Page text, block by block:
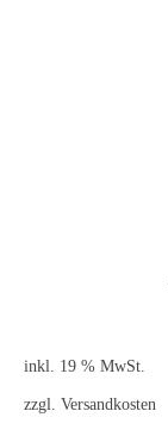
inkl. 19 % MwSt.
zzgl. Versandkosten